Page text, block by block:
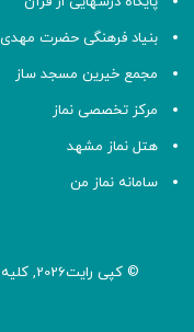
بنیاد فرهنگی حضرت
مجمع خیرین مسجد ساز
مرکز تخصصی نماز
هتل نماز مشهد
سامانه نماز من
© کپی رایت2026, کلیه حقوق برای ستاد اقامه